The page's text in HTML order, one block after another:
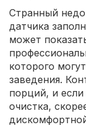
Странный
датчика
может
которого
заведения.
порций, и если
очистка,